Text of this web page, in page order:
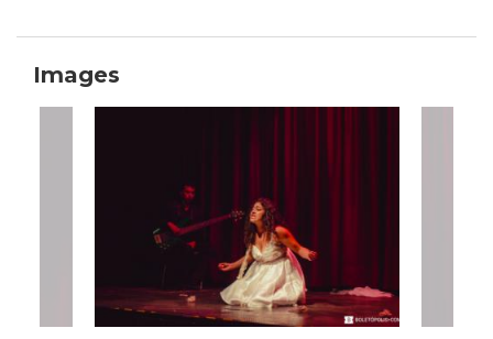
Images